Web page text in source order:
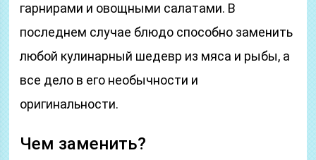
гарнирами и овощными салатами. В
последнем случае блюдо способно заменить
любой кулинарный шедевр из мяса и рыбы, а
все дело в его необычности и
оригинальности.
Чем заменить?